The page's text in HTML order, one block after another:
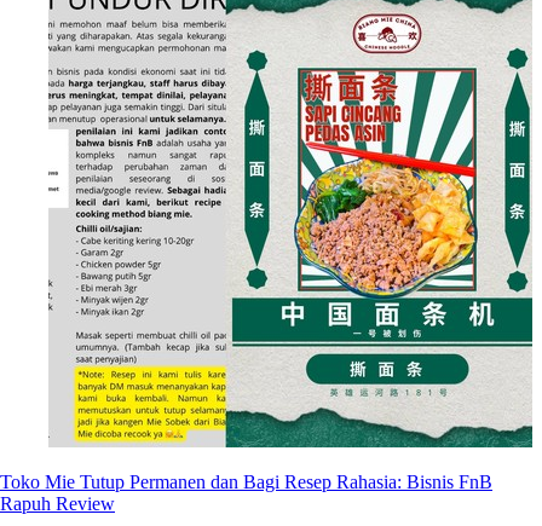
Toko Mie Tutup Permanen dan Bagi Resep Rahasia: Bisnis FnB
Rapuh Review